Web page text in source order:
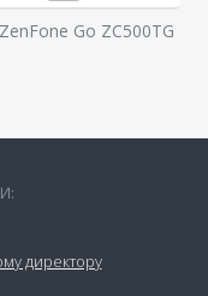
Go ZC500TG
директору